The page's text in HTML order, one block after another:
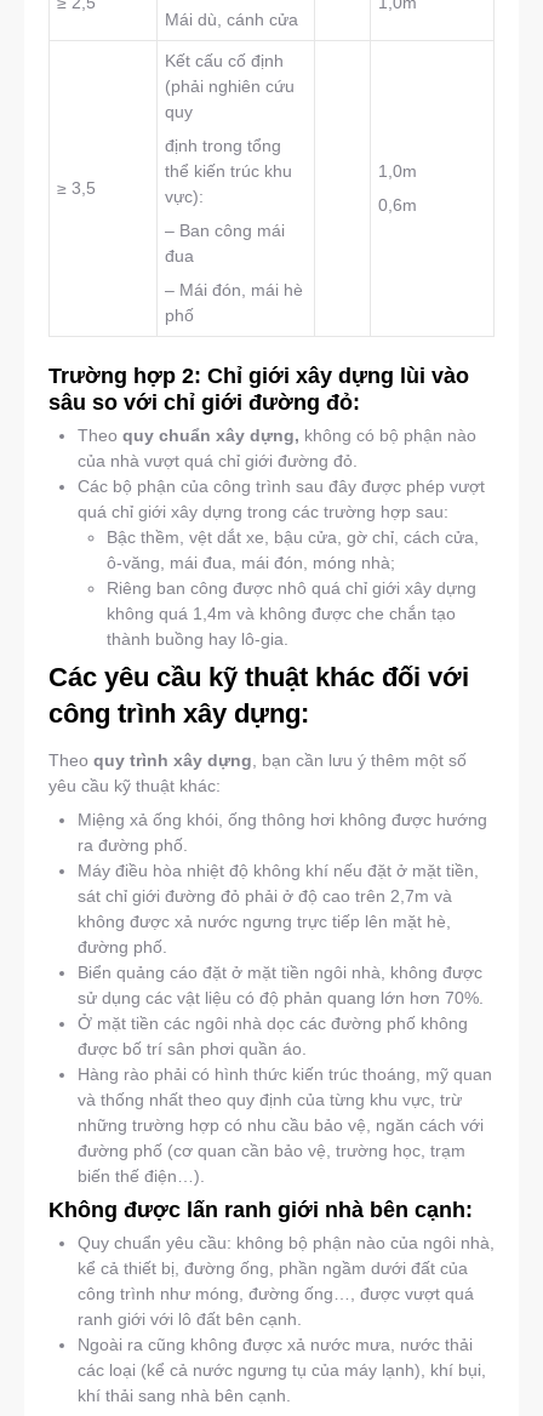
Mái dù, cánh cửa
≥ 3,5
Kết cấu cố định
(phải nghiên cứu
quy
định trong tổng
thể kiến trúc khu
vực):
– Ban công mái
đua
– Mái đón, mái hè
phố
1,0m
0,6m
Trường hợp 2: Chỉ giới xây dựng lùi vào
sâu so với chỉ giới đường đỏ:
Theo quy chuẩn xây dựng, không có bộ phận nào
của nhà vượt quá chỉ giới đường đỏ.
Các bộ phận của công trình sau đây được phép vượt
quá chỉ giới xây dựng trong các trường hợp sau:
Bậc thềm, vệt dắt xe, bậu cửa, gờ chỉ, cách cửa,
ô-văng, mái đua, mái đón, móng nhà;
Riêng ban công được nhô quá chỉ giới xây dựng
không quá 1,4m và không được che chắn tạo
thành buồng hay lô-gia.
Các yêu cầu kỹ thuật khác đối với
công trình xây dựng:
Theo quy trình xây dựng , bạn cần lưu ý thêm một số
yêu cầu kỹ thuật khác:
Miệng xả ống khói, ống thông hơi không được hướng
ra đường phố.
Máy điều hòa nhiệt độ không khí nếu đặt ở mặt tiền,
sát chỉ giới đường đỏ phải ở độ cao trên 2,7m và
không được xả nước ngưng trực tiếp lên mặt hè,
đường phố.
Biển quảng cáo đặt ở mặt tiền ngôi nhà, không được
sử dụng các vật liệu có độ phản quang lớn hơn 70%.
Ở mặt tiền các ngôi nhà dọc các đường phố không
được bố trí sân phơi quần áo.
Hàng rào phải có hình thức kiến trúc thoáng, mỹ quan
và thống nhất theo quy định của từng khu vực, trừ
những trường hợp có nhu cầu bảo vệ, ngăn cách với
đường phố (cơ quan cần bảo vệ, trường học, trạm
biến thế điện…).
Không được lấn ranh giới nhà bên cạnh:
Quy chuẩn yêu cầu: không bộ phận nào của ngôi nhà,
kể cả thiết bị, đường ống, phần ngầm dưới đất của
công trình như móng, đường ống…, được vượt quá
ranh giới với lô đất bên cạnh.
Ngoài ra cũng không được xả nước mưa, nước thải
các loại (kể cả nước ngưng tụ của máy lạnh), khí bụi,
khí thải sang nhà bên cạnh.